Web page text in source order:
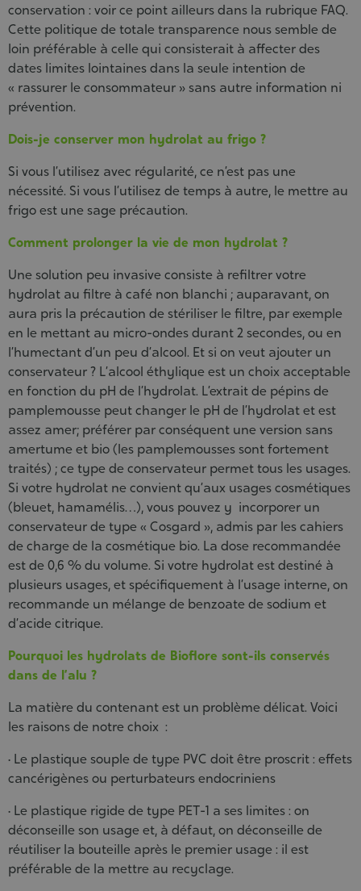
conservation : voir ce point ailleurs dans la rubrique FAQ.
Cette politique de totale transparence nous semble de
loin préférable à celle qui consisterait à affecter des
dates limites lointaines dans la seule intention de
« rassurer le consommateur » sans autre information ni
prévention.
Dois-je conserver mon hydrolat au frigo ?
Si vous l’utilisez avec régularité, ce n’est pas une
nécessité. Si vous l’utilisez de temps à autre, le mettre au
frigo est une sage précaution.
Comment prolonger la vie de mon hydrolat ?
Une solution peu invasive consiste à refiltrer votre
hydrolat au filtre à café non blanchi ; auparavant, on
aura pris la précaution de stériliser le filtre, par exemple
en le mettant au micro-ondes durant 2 secondes, ou en
l’humectant d’un peu d’alcool. Et si on veut ajouter un
conservateur ? L’alcool éthylique est un choix acceptable
en fonction du pH de l’hydrolat. L’extrait de pépins de
pamplemousse peut changer le pH de l’hydrolat et est
assez amer; préférer par conséquent une version sans
amertume et bio (les pamplemousses sont fortement
traités) ; ce type de conservateur permet tous les usages.
Si votre hydrolat ne convient qu’aux usages cosmétiques
(bleuet, hamamélis…), vous pouvez y incorporer un
conservateur de type « Cosgard », admis par les cahiers
de charge de la cosmétique bio. La dose recommandée
est de 0,6 % du volume. Si votre hydrolat est destiné à
plusieurs usages, et spécifiquement à l’usage interne, on
recommande un mélange de benzoate de sodium et
d’acide citrique.
Pourquoi les hydrolats de Bioflore sont-ils conservés
dans de l’alu ?
La matière du contenant est un problème délicat. Voici
les raisons de notre choix :
• Le plastique souple de type PVC doit être proscrit : effets
cancérigènes ou perturbateurs endocriniens
• Le plastique rigide de type PET-1 a ses limites : on
déconseille son usage et, à défaut, on déconseille de
réutiliser la bouteille après le premier usage : il est
préférable de la mettre au recyclage.